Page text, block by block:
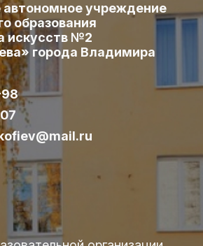
учреждение
образования
искусств №2
города Владимира